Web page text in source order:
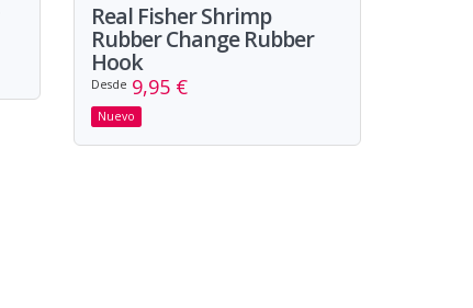
Real Fisher Shrimp
Rubber Change Rubber
Hook
Desde 9,95 €
Nuevo